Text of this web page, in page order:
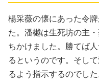
楊采薇の懐にあった令
た。潘樾は生死坊の主
ちかけました。勝てば
るというのです。そし
るよう指示するのでした